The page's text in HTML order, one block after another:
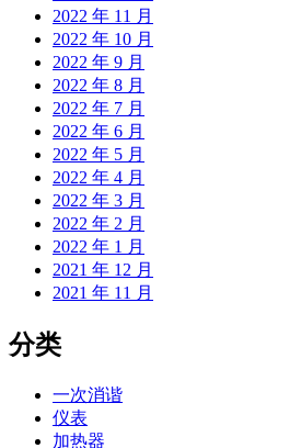
2022 年 11 月
2022 年 10 月
2022 年 9 月
2022 年 8 月
2022 年 7 月
2022 年 6 月
2022 年 5 月
2022 年 4 月
2022 年 3 月
2022 年 2 月
2022 年 1 月
2021 年 12 月
2021 年 11 月
分类
一次消谐
仪表
加热器